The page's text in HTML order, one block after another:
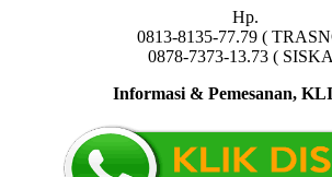
Hp.
0813-8135-77.79 (
0878-7373-13.73 (
Informasi & Pemesanan,